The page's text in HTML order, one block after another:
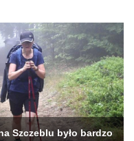
Szczeblu było bardzo